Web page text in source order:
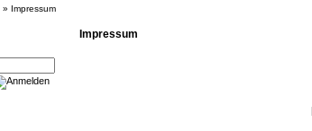
» Impressum
Impressum